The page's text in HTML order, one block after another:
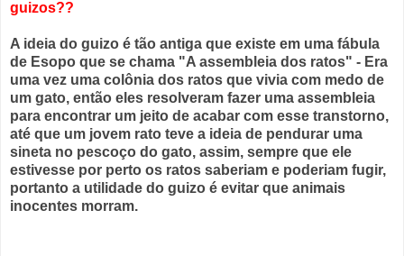
guizos??
A ideia do guizo é tão antiga que existe em uma fábula
de Esopo que se chama "A assembleia dos ratos" - Era
uma vez uma colônia dos ratos que vivia com medo de
um gato, então eles resolveram fazer uma assembleia
para encontrar um jeito de acabar com esse transtorno,
até que um jovem rato teve a ideia de pendurar uma
sineta no pescoço do gato, assim, sempre que ele
estivesse por perto os ratos saberiam e poderiam fugir,
portanto a utilidade do guizo é evitar que animais
inocentes morram.